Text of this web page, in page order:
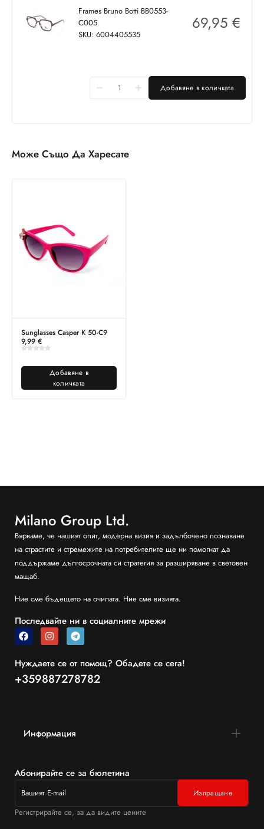
Frames Bruno Botti BB0553-
C005
SKU: 6004405535
69,95 €
Добавяне в количката
Може Също Да Харесате
Sunglasses Casper K 50-C9
9,99 €
Добавяне в
количката
Milano Group Ltd.
Вярваме, че нашият опит, модерна визия и задълбочено познаване
на страстите и стремежите на потребителите ще ни помогнат да
поддържаме дългосрочната си стратегия за разширяване в световен
мащаб.
Ние сме бъдещето на очилата. Ние сме визията.
Последвайте ни в социалните мрежи
Нуждаете се от помощ? Обадете се сега!
+359887278782
Информация
Абонирайте се за бюлетина
Регистрирайте се, за да видите цените